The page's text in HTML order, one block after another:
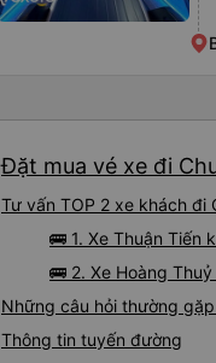
Đặt mua vé xe đi
Tư vấn TOP 2 xe khách
🚌 1. Xe Thuận Tiến
🚌 2. Xe Hoàng
Những câu hỏi thường
Thông tin tuyến đường